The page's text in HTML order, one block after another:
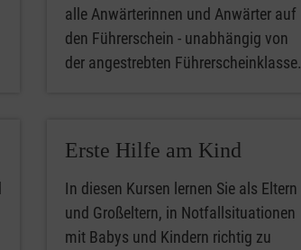
alle Anwärterinnen und Anwärter auf
den Führerschein - unabhängig von
der angestrebten Führerscheinklasse.
Erste Hilfe am Kind
In diesen Kursen lernen Sie als Eltern
und Großeltern, in Notfallsituationen
mit Babys und Kindern richtig zu